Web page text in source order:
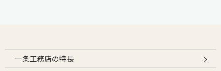
一条工務店の特長